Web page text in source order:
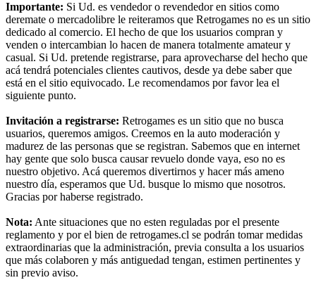
Importante: Si Ud. es vendedor o revendedor en sitios como
deremate o mercadolibre le reiteramos que Retrogames no es un sitio
dedicado al comercio. El hecho de que los usuarios compran y
venden o intercambian lo hacen de manera totalmente amateur y
casual. Si Ud. pretende registrarse, para aprovecharse del hecho que
acá tendrá potenciales clientes cautivos, desde ya debe saber que
está en el sitio equivocado. Le recomendamos por favor lea el
siguiente punto.
Invitación a registrarse: Retrogames es un sitio que no busca
usuarios, queremos amigos. Creemos en la auto moderación y
madurez de las personas que se registran. Sabemos que en internet
hay gente que solo busca causar revuelo donde vaya, eso no es
nuestro objetivo. Acá queremos divertirnos y hacer más ameno
nuestro día, esperamos que Ud. busque lo mismo que nosotros.
Gracias por haberse registrado.
Nota: Ante situaciones que no esten reguladas por el presente
reglamento y por el bien de retrogames.cl se podrán tomar medidas
extraordinarias que la administración, previa consulta a los usuarios
que más colaboren y más antiguedad tengan, estimen pertinentes y
sin previo aviso.